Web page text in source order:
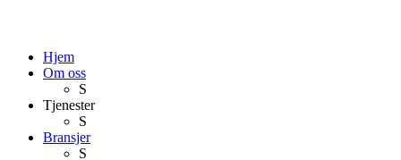
Hjem
Om oss
S
Tjenester
S
Bransjer
S